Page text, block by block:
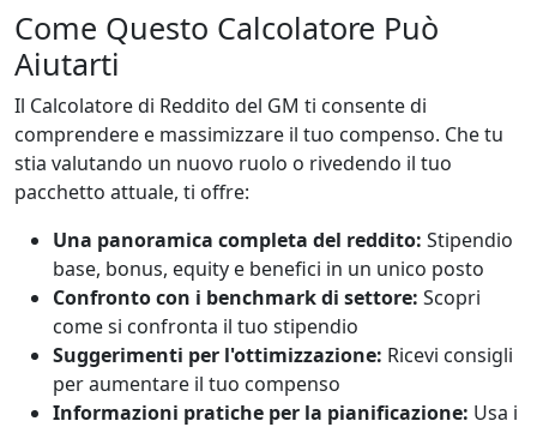
Come Questo Calcolatore Può
Aiutarti
Il Calcolatore di Reddito del GM ti consente di
comprendere e massimizzare il tuo compenso. Che tu
stia valutando un nuovo ruolo o rivedendo il tuo
pacchetto attuale, ti offre:
Una panoramica completa del reddito: Stipendio
base, bonus, equity e benefici in un unico posto
Confronto con i benchmark di settore: Scopri
come si confronta il tuo stipendio
Suggerimenti per l'ottimizzazione: Ricevi consigli
per aumentare il tuo compenso
Informazioni pratiche per la pianificazione: Usa i